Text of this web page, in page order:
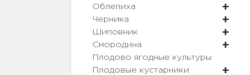
Облепиха
Черника
Шиповник
Смородина
Плодово ягодные культуры
Плодовые кустарники